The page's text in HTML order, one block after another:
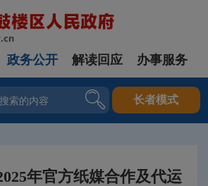
登录
政务公开 解读回应 办事服务
长者模式
年官方纸媒合作及代运